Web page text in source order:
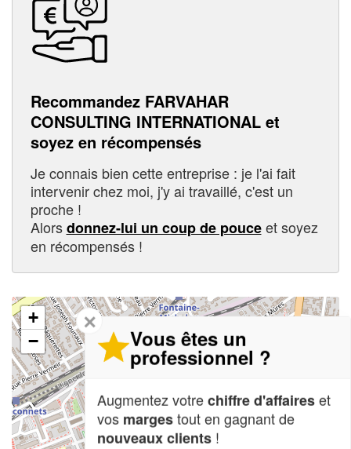
Recommandez FARVAHAR
CONSULTING INTERNATIONAL et
soyez en récompensés
Je connais bien cette entreprise : je l'ai fait
intervenir chez moi, j'y ai travaillé, c'est un
proche !
Alorsdonnez-lui un coup de pouceet soyez
en récompensés !
+
−
✕
Vous êtes un
professionnel ?
Augmentez votrechiffre d'affaireset
vos margestout en gagnant de
nouveaux clients !